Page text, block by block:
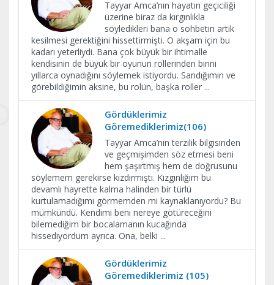
Tayyar Amca’nın hayatın geçiciliği
üzerine biraz da kırgınlıkla
söyledikleri bana o sohbetin artık
kesilmesi gerektiğini hissettirmişti. O akşam için bu
kadarı yeterliydi. Bana çok büyük bir ihtimalle
kendisinin de büyük bir oyunun rollerinden birini
yıllarca oynadığını söylemek istiyordu. Sandığımın ve
görebildiğimin aksine, bu rolün, başka roller ...
Gördüklerimiz
Göremediklerimiz(106)
Tayyar Amca’nın terzilik bilgisinden
ve geçmişimden söz etmesi beni
hem şaşırtmış hem de doğrusunu
söylemem gerekirse kızdırmıştı. Kızgınlığım bu
devamlı hayrette kalma halinden bir türlü
kurtulamadığımı görmemden mi kaynaklanıyordu? Bu
mümkündü. Kendimi beni nereye götüreceğini
bilemediğim bir bocalamanın kucağında
hissediyordum ayrıca. Ona, belki ...
Gördüklerimiz
Göremediklerimiz (105)